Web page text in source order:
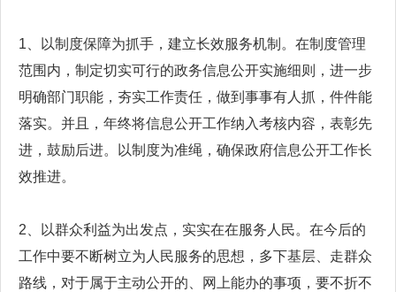
1、以制度保障为抓手，建立长效服务机制。在制度管理
范围内，制定切实可行的政务信息公开实施细则，进一步
明确部门职能，夯实工作责任，做到事事有人抓，件件能
落实。并且，年终将信息公开工作纳入考核内容，表彰先
进，鼓励后进。以制度为准绳，确保政府信息公开工作长
效推进。
2、以群众利益为出发点，实实在在服务人民。在今后的
工作中要不断树立为人民服务的思想，多下基层、走群众
路线，对于属于主动公开的、网上能办的事项，要不折不